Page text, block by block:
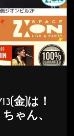
金)は！
ゃん、